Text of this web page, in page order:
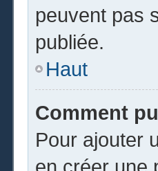
peuvent pas
publiée.
Haut
Comment
Pour ajouter